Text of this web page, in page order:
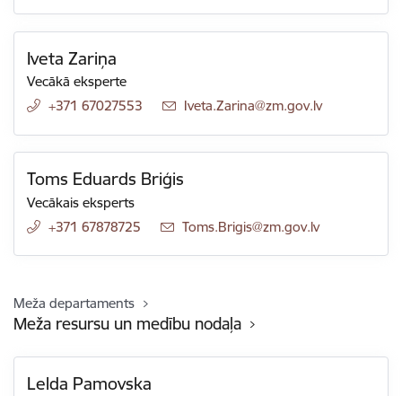
Iveta Zariņa
Vecākā eksperte
+371 67027553
E-pasts:
Iveta.Zarina@zm.gov.lv
Toms Eduards Briģis
Vecākais eksperts
+371 67878725
E-pasts:
Toms.Brigis@zm.gov.lv
Meža departaments
Meža resursu un medību nodaļa
Lelda Pamovska